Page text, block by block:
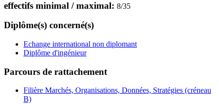
effectifs minimal / maximal: 8/35
Diplôme(s) concerné(s)
Echange international non diplomant
Diplôme d'ingénieur
Parcours de rattachement
Filière Marchés, Organisations, Données, Stratégies (créneau
B)